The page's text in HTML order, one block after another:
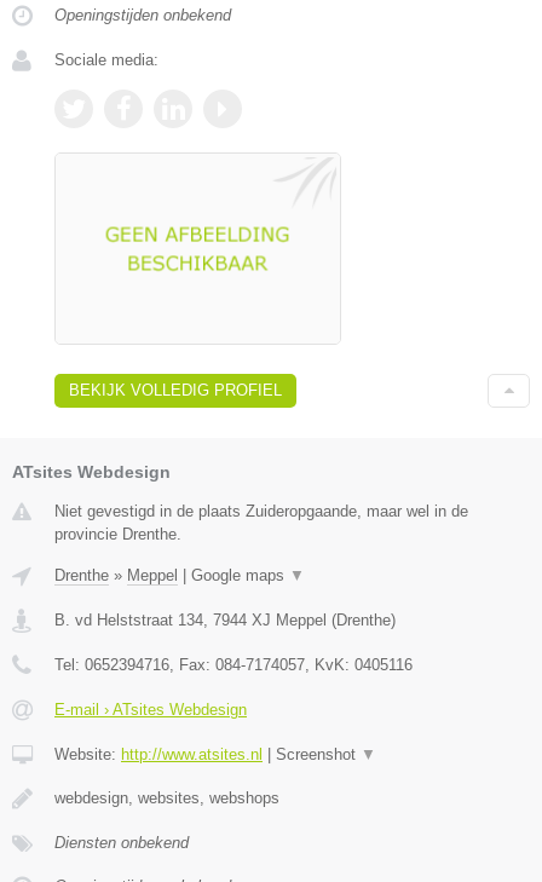
Openingstijden onbekend
Sociale media:
BEKIJK VOLLEDIG PROFIEL
ATsites Webdesign
Niet gevestigd in de plaats Zuideropgaande, maar wel in de
provincie Drenthe.
Drenthe » Meppel Google maps ▼
B. vd Helststraat 134 7944 XJ Meppel (Drenthe)
Tel: 0652394716 , Fax: 084-7174057 , KvK: 0405116
E-mail › ATsites Webdesign
Website: http://www.atsites.nl Screenshot ▼
webdesign, websites, webshops
Diensten onbekend